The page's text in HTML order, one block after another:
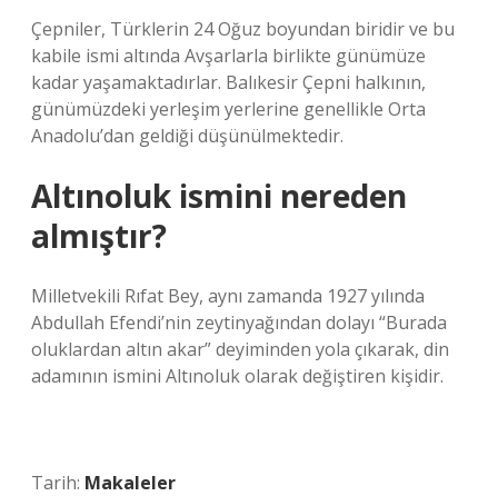
Çepniler, Türklerin 24 Oğuz boyundan biridir ve bu
kabile ismi altında Avşarlarla birlikte günümüze
kadar yaşamaktadırlar. Balıkesir Çepni halkının,
günümüzdeki yerleşim yerlerine genellikle Orta
Anadolu’dan geldiği düşünülmektedir.
Altınoluk ismini nereden
almıştır?
Milletvekili Rıfat Bey, aynı zamanda 1927 yılında
Abdullah Efendi’nin zeytinyağından dolayı “Burada
oluklardan altın akar” deyiminden yola çıkarak, din
adamının ismini Altınoluk olarak değiştiren kişidir.
Tarih: Makaleler